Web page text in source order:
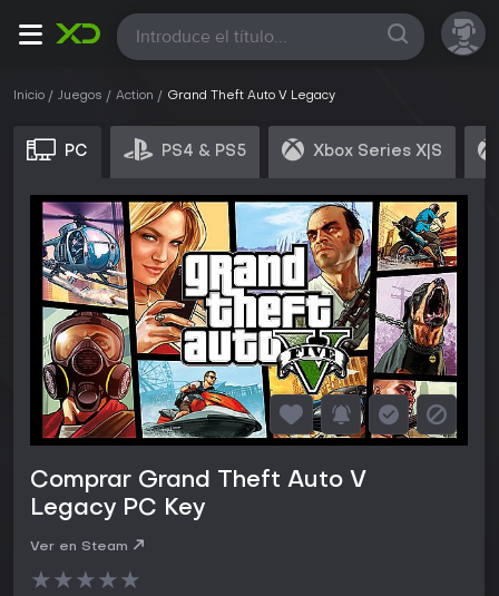
Todas
Inicio Juegos Action Grand Theft Auto V Legacy
PC PS4 & PS5 Xbox Series X|S
Comprar Grand Theft Auto V
Legacy PC Key
Ver en Steam
★★★★★